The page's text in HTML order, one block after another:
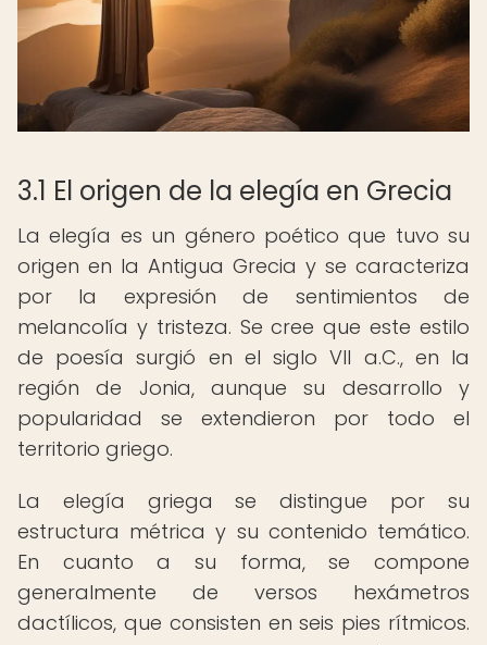
3.1 El origen de la elegía en Grecia
La elegía es un género poético que tuvo su
origen en la Antigua Grecia y se caracteriza
por la expresión de sentimientos de
melancolía y tristeza. Se cree que este estilo
de poesía surgió en el siglo VII a.C., en la
región de Jonia, aunque su desarrollo y
popularidad se extendieron por todo el
territorio griego.
La elegía griega se distingue por su
estructura métrica y su contenido temático.
En cuanto a su forma, se compone
generalmente de versos hexámetros
dactílicos, que consisten en seis pies rítmicos.